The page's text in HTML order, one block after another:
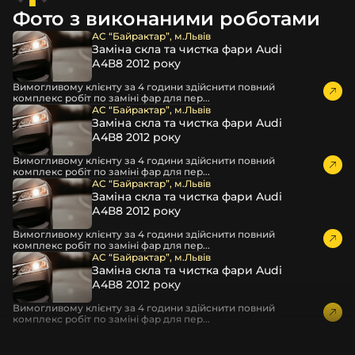
захисної стрейч-плівки, потім у додаткову плівку з
повітрям – і все це повноцінно захищає скло фари під
час перевезення та цілком прибирає вірогідність
пошкодження товару внаслідок механічних впливів під
час транспортування поштою.
Детальніше про доставку…
Комплектація товару виробника та зовнішній вигляд
товару можуть відрізнятися від фотографій,
представлених на сайті.
Якщо ви шукаєте такі послуги, як заміна скла фари,
розпакування та перепакування фар, відновлення та
ремонт фар, заміна лінз Xenon LED BI-LED, ремонт скла,
корпусу та кріплення фари, налаштування світла,
коригування, діагностика та полірування фари, наші
партнерські сервіси готові надати допомогу по всій
Україні.
Ми опанували мистецтво автосвітла, і це підтвердять
тисячі задоволених клієнтів. Розмаїття вибору, постійна
наявність на складі, свіжі поступлення, доступна ціна,
Фото з виконаними роботами
АС “Байрактар”, м.Львів
Заміна скла та чистка фари Audi
А4В8 2012 року
Вимогливому клієнту за 4 години здійснити повний
комплекс робіт по заміні фар для пер...
АС “Байрактар”, м.Львів
Заміна скла та чистка фари Audi
А4В8 2012 року
Вимогливому клієнту за 4 години здійснити повний
комплекс робіт по заміні фар для пер...
АС “Байрактар”, м.Львів
Заміна скла та чистка фари Audi
А4В8 2012 року
Вимогливому клієнту за 4 години здійснити повний
комплекс робіт по заміні фар для пер...
АС “Байрактар”, м.Львів
Заміна скла та чистка фари Audi
А4В8 2012 року
Вимогливому клієнту за 4 години здійснити повний
комплекс робіт по заміні фар для пер...